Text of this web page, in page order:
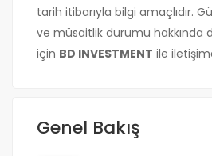
tarih itibarıyla bilgi amaçlıdır.
ve müsaitlik durumu hakkında
için BD INVESTMENT ile
Genel Bakış